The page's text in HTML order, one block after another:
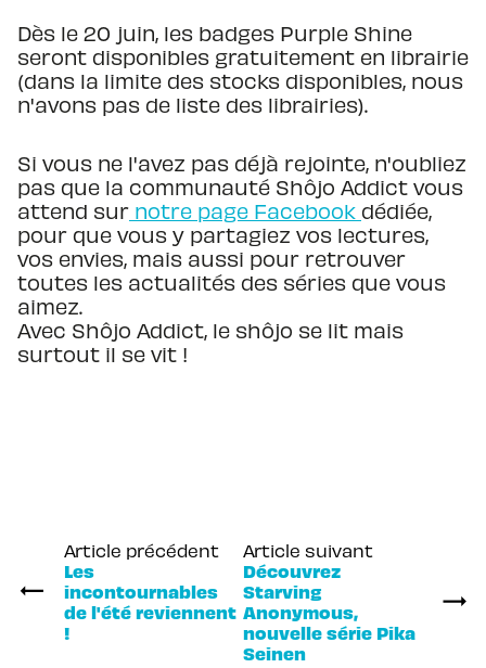
Dès le 20 juin, les badges Purple Shine
seront disponibles gratuitement en librairie
(dans la limite des stocks disponibles, nous
n'avons pas de liste des librairies).
Si vous ne l'avez pas déjà rejointe, n'oubliez
pas que la communauté Shôjo Addict vous
attend sur notre page Facebook dédiée,
pour que vous y partagiez vos lectures,
vos envies, mais aussi pour retrouver
toutes les actualités des séries que vous
aimez.
Avec Shôjo Addict, le shôjo se lit mais
surtout il se vit !
Article précédent
Les
incontournables
de l'été reviennent
!
Article suivant
Découvrez
Starving
Anonymous,
nouvelle série Pika
Seinen